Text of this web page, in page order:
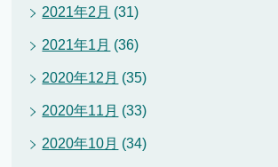
2021年2月 (31)
2021年1月 (36)
2020年12月 (35)
2020年11月 (33)
2020年10月 (34)